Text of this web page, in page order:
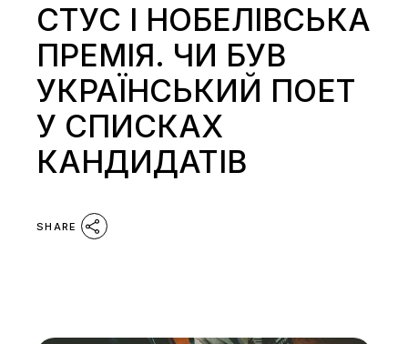
СТУС І НОБЕЛІВСЬКА
ПРЕМІЯ. ЧИ БУВ
УКРАЇНСЬКИЙ ПОЕТ
У СПИСКАХ
КАНДИДАТІВ
SHARE